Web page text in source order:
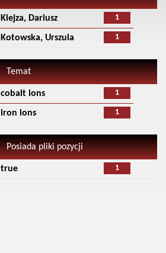
1
Kiejza, Dariusz
1
Kotowska, Urszula
Temat
1
cobalt ions
1
iron ions
Posiada pliki pozycji
1
true